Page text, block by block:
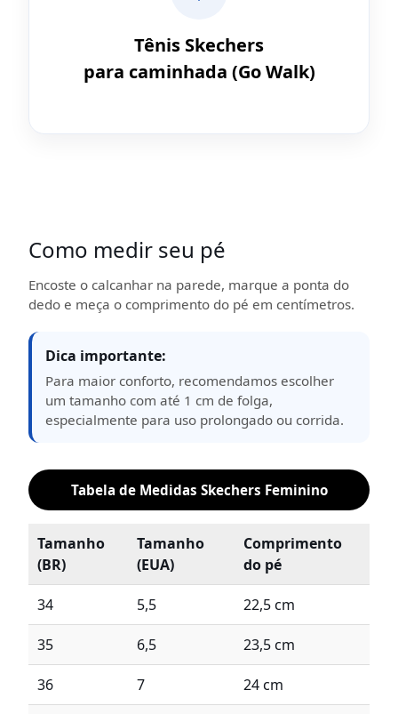
Tênis Skechers
para caminhada (Go Walk)
Como medir seu pé
Encoste o calcanhar na parede, marque a ponta do
dedo e meça o comprimento do pé em centímetros.
Dica importante:
Para maior conforto, recomendamos escolher
um tamanho com até 1 cm de folga,
especialmente para uso prolongado ou corrida.
Tabela de Medidas Skechers Feminino
Tamanho
(BR)
Tamanho
(EUA)
Comprimento
do pé
34 5,5 22,5 cm
35 6,5 23,5 cm
36 7 24 cm